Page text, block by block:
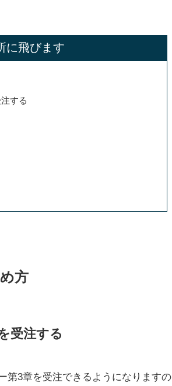
に飛びます
する
方
受注する
第3章を受注できるようになりますの